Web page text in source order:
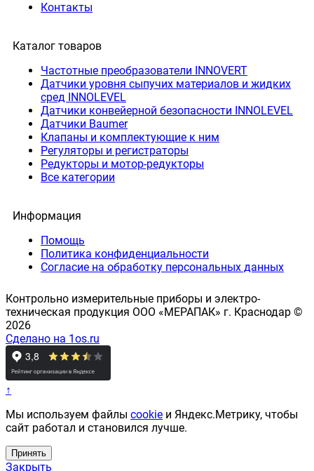
Контакты
Каталог товаров
Частотные преобразователи INNOVERT
Датчики уровня сыпучих материалов и жидких
сред INNOLEVEL
Датчики конвейерной безопасности INNOLEVEL
Датчики Baumer
Клапаны и комплектующие к ним
Регуляторы и регистраторы
Редукторы и мотор-редукторы
Все категории
Информация
Помощь
Политика конфиденциальности
Согласие на обработку персональных данных
Контрольно измерительные приборы и электро-
техническая продукция ООО «МЕРАПАК» г. Краснодар ©
2026
Сделано на 1os.ru
↑
Мы используем файлы cookie и Яндекс.Метрику, чтобы
сайт работал и становился лучше.
Принять
Закрыть